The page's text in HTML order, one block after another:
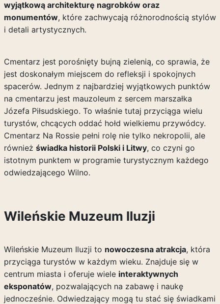
wyjątkową architekturę nagrobków oraz
monumentów, które zachwycają różnorodnością stylów
i detali artystycznych.
Cmentarz jest porośnięty bujną zielenią, co sprawia, że
jest doskonałym miejscem do refleksji i spokojnych
spacerów. Jednym z najbardziej wyjątkowych punktów
na cmentarzu jest mauzoleum z sercem marszałka
Józefa Piłsudskiego. To właśnie tutaj przyciąga wielu
turystów, chcących oddać hołd wielkiemu przywódcy.
Cmentarz Na Rossie pełni rolę nie tylko nekropolii, ale
również świadka historii Polski i Litwy, co czyni go
istotnym punktem w programie turystycznym każdego
odwiedzającego Wilno.
Wileńskie Muzeum Iluzji
Wileńskie Muzeum Iluzji to nowoczesna atrakcja, która
przyciąga turystów w każdym wieku. Znajduje się w
centrum miasta i oferuje wiele interaktywnych
eksponatów, pozwalających na zabawę i naukę
jednocześnie. Odwiedzający mogą tu stać się świadkami